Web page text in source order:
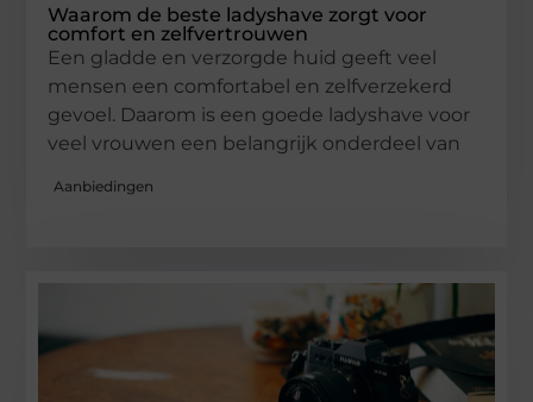
Waarom de beste ladyshave zorgt voor
comfort en zelfvertrouwen
Een gladde en verzorgde huid geeft veel
mensen een comfortabel en zelfverzekerd
gevoel. Daarom is een goede ladyshave voor
veel vrouwen een belangrijk onderdeel van
Aanbiedingen